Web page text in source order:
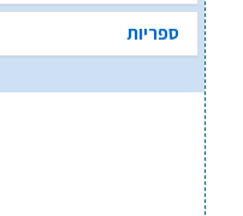
ספריות